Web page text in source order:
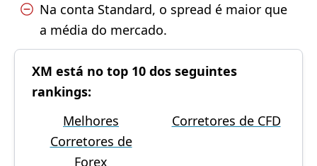
Na conta Standard, o spread é maior que
a média do mercado.
XM está no top 10 dos seguintes
rankings:
Melhores
Corretores de
Forex
Corretores de CFD